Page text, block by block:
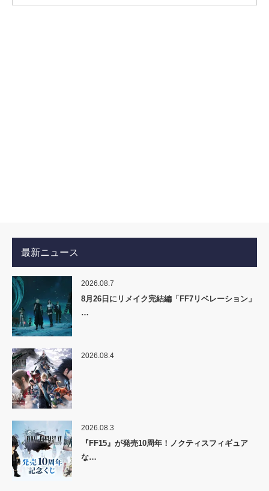
最新ニュース
2026.08.7
8月26日にリメイク完結編「FF7リベレーション」
…
2026.08.4
2026.08.3
『FF15』が発売10周年！ノクティスフィギュア
な…